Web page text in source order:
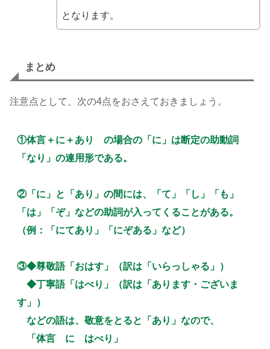
となります。
まとめ
注意点として、次の4点をおさえておきましょう。
①体言＋に＋あり の場合の「に」は断定の助動詞
「なり」の連用形である。
②「に」と「あり」の間には、「て」「し」「も」
「は」「ぞ」などの助詞が入ってくることがある。
（例：「にてあり」「にぞある」など）
③◆尊敬語「おはす」（訳は「いらっしゃる」）
◆丁寧語「はべり」（訳は「あります・ございま
す」）
などの語は、敬意をとると「あり」なので、
「体言 に はべり」